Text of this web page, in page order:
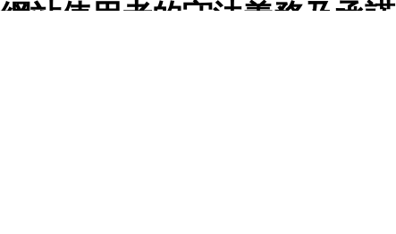
網站使用者的守法義務及承諾